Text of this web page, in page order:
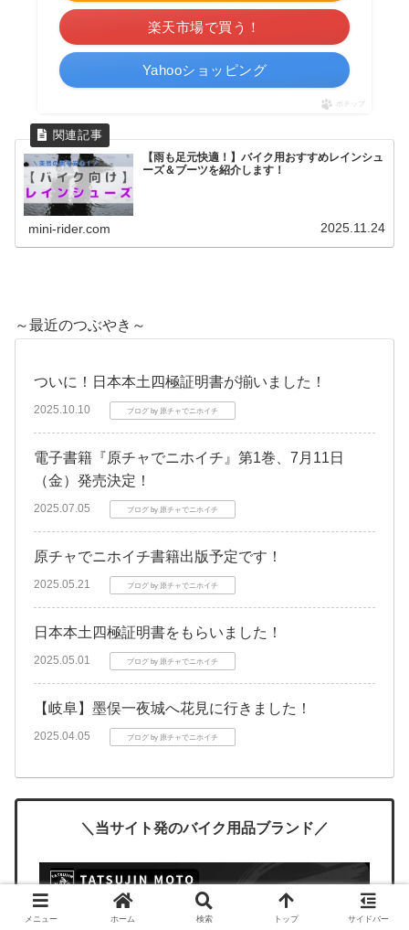
楽天市場で買う！
Yahooショッピング
ポチップ
【雨も足元快適！】バイク用おすすめレインシュ
ーズ＆ブーツを紹介します！
mini-rider.com 2025.11.24
～最近のつぶやき～
ついに！日本本土四極証明書が揃いました！
2025.10.10 ブログ by 原チャでニホイチ
電子書籍『原チャでニホイチ』第1巻、7月11日
（金）発売決定！
2025.07.05 ブログ by 原チャでニホイチ
原チャでニホイチ書籍出版予定です！
2025.05.21 ブログ by 原チャでニホイチ
日本本土四極証明書をもらいました！
2025.05.01 ブログ by 原チャでニホイチ
【岐阜】墨俣一夜城へ花見に行きました！
2025.04.05 ブログ by 原チャでニホイチ
＼当サイト発のバイク用品ブランド／
メニュー ホーム 検索 トップ サイドバー